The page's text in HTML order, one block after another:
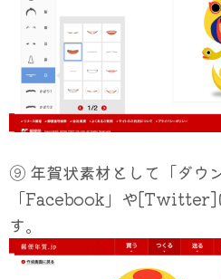
⑨ 年賀状素材として「ダウ
「Facebook」や[Twitter]
す。